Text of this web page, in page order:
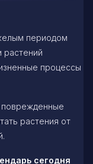
периодом
растений
процессы
поврежденные
растения от
сегодня